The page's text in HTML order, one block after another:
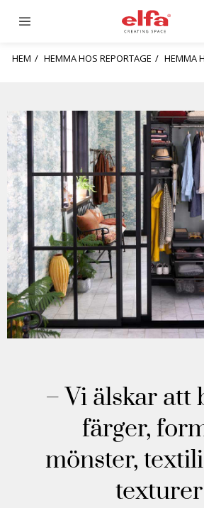
HEM HEMMA HOS REPORTAGE HEMMA
– Vi älskar att
färger,
mönster,
texturer